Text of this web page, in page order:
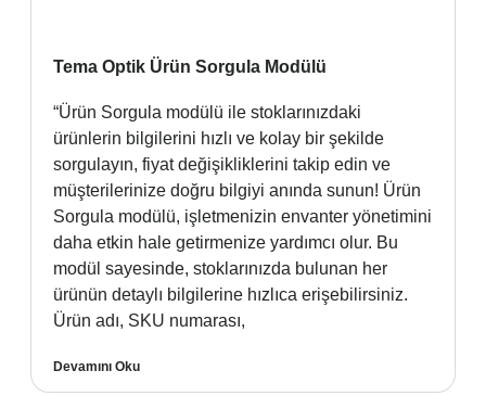
Tema Optik Ürün Sorgula Modülü
“Ürün Sorgula modülü ile stoklarınızdaki
ürünlerin bilgilerini hızlı ve kolay bir şekilde
sorgulayın, fiyat değişikliklerini takip edin ve
müşterilerinize doğru bilgiyi anında sunun! Ürün
Sorgula modülü, işletmenizin envanter yönetimini
daha etkin hale getirmenize yardımcı olur. Bu
modül sayesinde, stoklarınızda bulunan her
ürünün detaylı bilgilerine hızlıca erişebilirsiniz.
Ürün adı, SKU numarası,
Devamını Oku